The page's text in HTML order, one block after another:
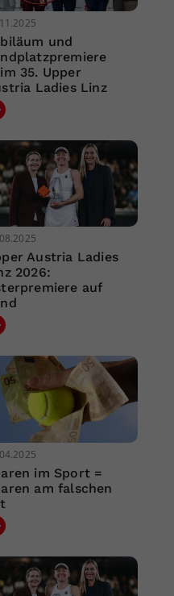
und
35. Upper
Ladies Linz
Austria Ladies
2026:
auf
im Sport =
am falschen